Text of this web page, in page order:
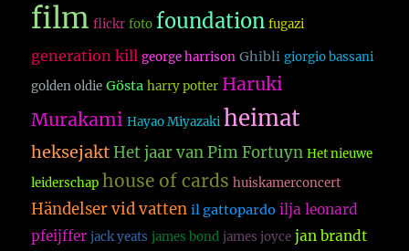
film flickr foto foundation fugazi
generation kill george harrison Ghibli giorgio bassani
golden oldie Gösta harry potter Haruki
Murakami Hayao Miyazaki heimat
heksejakt Het jaar van Pim Fortuyn Het nieuwe
leiderschap house of cards huiskamerconcert
Händelser vid vatten il gattopardo ilja leonard
pfeijffer jack yeats james bond james joyce jan brandt